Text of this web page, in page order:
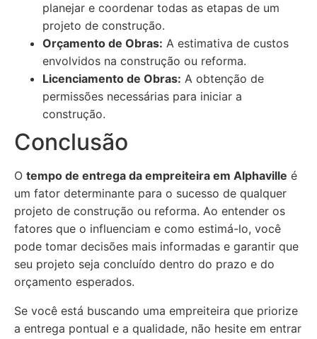
planejar e coordenar todas as etapas de um
projeto de construção.
Orçamento de Obras: A estimativa de custos
envolvidos na construção ou reforma.
Licenciamento de Obras: A obtenção de
permissões necessárias para iniciar a
construção.
Conclusão
O tempo de entrega da empreiteira em Alphaville é
um fator determinante para o sucesso de qualquer
projeto de construção ou reforma. Ao entender os
fatores que o influenciam e como estimá-lo, você
pode tomar decisões mais informadas e garantir que
seu projeto seja concluído dentro do prazo e do
orçamento esperados.
Se você está buscando uma empreiteira que priorize
a entrega pontual e a qualidade, não hesite em entrar